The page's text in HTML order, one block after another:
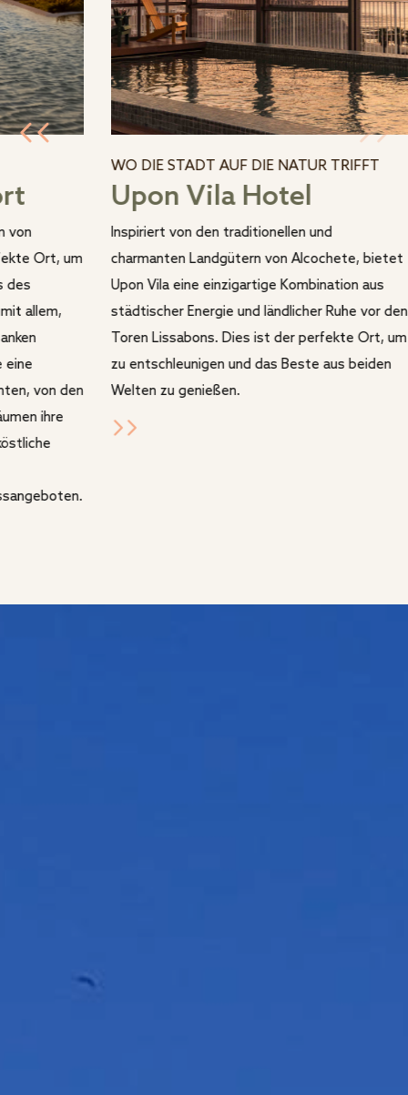
von
Ort, um
des
allem,
eine
von den
ihre
WO DIE STADT AUF DIE NATUR TRIFFT
Upon Vila Hotel
Inspiriert von den traditionellen und
charmanten Landgütern von Alcochete, bietet
Upon Vila eine einzigartige Kombination aus
städtischer Energie und ländlicher Ruhe vor den
Toren Lissabons. Dies ist der perfekte Ort, um
zu entschleunigen und das Beste aus beiden
Welten zu genießen.